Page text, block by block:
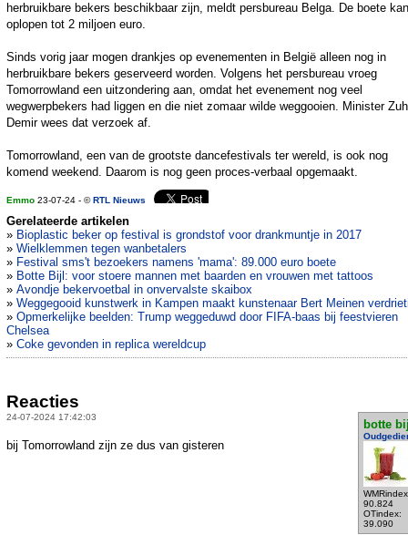
herbruikbare bekers beschikbaar zijn, meldt persbureau Belga. De boete kan
oplopen tot 2 miljoen euro.
Sinds vorig jaar mogen drankjes op evenementen in België alleen nog in
herbruikbare bekers geserveerd worden. Volgens het persbureau vroeg
Tomorrowland een uitzondering aan, omdat het evenement nog veel
wegwerpbekers had liggen en die niet zomaar wilde weggooien. Minister
Demir wees dat verzoek af.
Tomorrowland, een van de grootste dancefestivals ter wereld, is ook nog
komend weekend. Daarom is nog geen proces-verbaal opgemaakt.
Emmo 23-07-24 - ©RTL Nieuws
Gerelateerde artikelen
» Bioplastic beker op festival is grondstof voor drankmuntje in 2017
» Wielklemmen tegen wanbetalers
» Festival sms't bezoekers namens 'mama': 89.000 euro boete
» Botte Bijl: voor stoere mannen met baarden en vrouwen met tattoos
» Avondje bekervoetbal in onvervalste skaibox
» Weggegooid kunstwerk in Kampen maakt kunstenaar Bert Meinen
» Opmerkelijke beelden: Trump weggeduwd door FIFA-baas bij feestvieren
Chelsea
» Coke gevonden in replica wereldcup
Reacties
24-07-2024 17:42:03
botte
90.824
OTindex:
39.090
bij Tomorrowland zijn ze dus van gisteren